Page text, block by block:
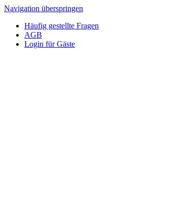
Navigation überspringen
Häufig gestellte Fragen
AGB
Login für Gäste